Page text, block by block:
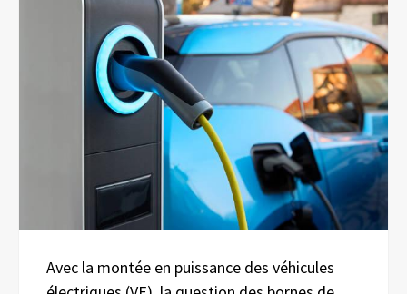
Avec la montée en puissance des véhicules